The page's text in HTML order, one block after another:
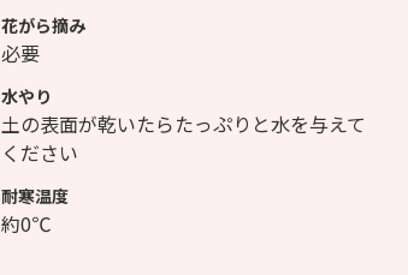
花がら摘み
必要
水やり
土の表面が乾いたらたっぷりと水を与えて
ください
耐寒温度
約0℃